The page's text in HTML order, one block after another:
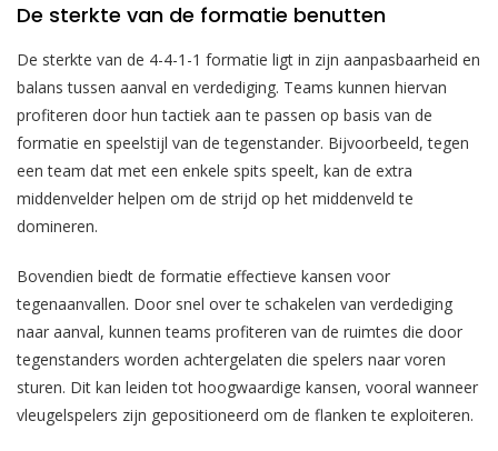
De sterkte van de formatie benutten
De sterkte van de 4-4-1-1 formatie ligt in zijn aanpasbaarheid en
balans tussen aanval en verdediging. Teams kunnen hiervan
profiteren door hun tactiek aan te passen op basis van de
formatie en speelstijl van de tegenstander. Bijvoorbeeld, tegen
een team dat met een enkele spits speelt, kan de extra
middenvelder helpen om de strijd op het middenveld te
domineren.
Bovendien biedt de formatie effectieve kansen voor
tegenaanvallen. Door snel over te schakelen van verdediging
naar aanval, kunnen teams profiteren van de ruimtes die door
tegenstanders worden achtergelaten die spelers naar voren
sturen. Dit kan leiden tot hoogwaardige kansen, vooral wanneer
vleugelspelers zijn gepositioneerd om de flanken te exploiteren.